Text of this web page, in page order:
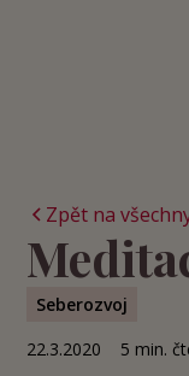
Zpět na
Seberozvoj
22.3.2020
5 min.